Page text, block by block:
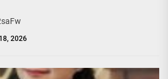
2026